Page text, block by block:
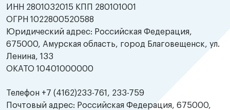
ИНН 2801032015 КПП 280101001
ОГРН 1022800520588
Юридический адрес: Российская Федерация,
675000, Амурская область, город Благовещенск, ул.
Ленина, 133
ОКАТО 10401000000
Телефон +7 (4162)233-761, 233-759
Почтовый адрес: Российская Федерация, 675000,